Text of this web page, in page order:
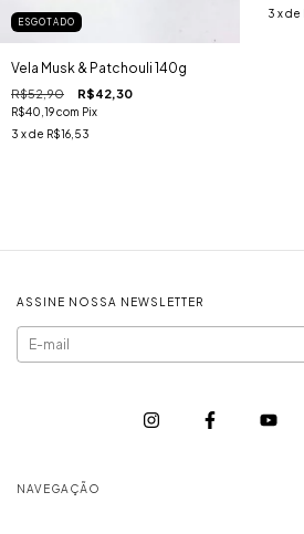
ESGOTADO
Vela Musk & Patchouli 140g
R$52,90 R$42,30
R$40,19com Pix
3 x de R$16,53
3 x de
ASSINE NOSSA NEWSLETTER
NAVEGAÇÃO